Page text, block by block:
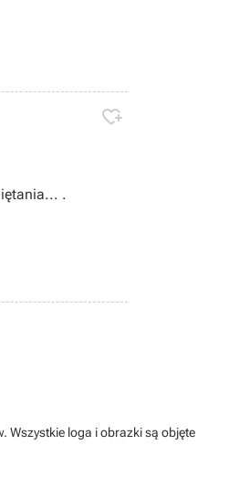

.
loga i obrazki są objęte